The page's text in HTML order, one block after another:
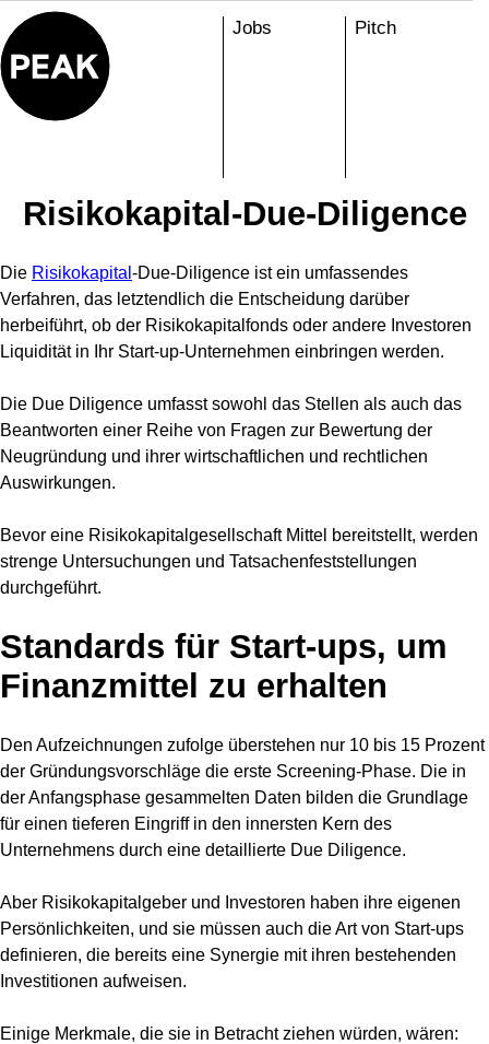
to
content
Jobs Pitch
Risikokapital-Due-Diligence
Die Risikokapital -Due-Diligence ist ein umfassendes
Verfahren, das letztendlich die Entscheidung darüber
herbeiführt, ob der Risikokapitalfonds oder andere Investoren
Liquidität in Ihr Start-up-Unternehmen einbringen werden.
Die Due Diligence umfasst sowohl das Stellen als auch das
Beantworten einer Reihe von Fragen zur Bewertung der
Neugründung und ihrer wirtschaftlichen und rechtlichen
Auswirkungen.
Bevor eine Risikokapitalgesellschaft Mittel bereitstellt, werden
strenge Untersuchungen und Tatsachenfeststellungen
durchgeführt.
Standards für Start-ups, um
Finanzmittel zu erhalten
Den Aufzeichnungen zufolge überstehen nur 10 bis 15 Prozent
der Gründungsvorschläge die erste Screening-Phase. Die in
der Anfangsphase gesammelten Daten bilden die Grundlage
für einen tieferen Eingriff in den innersten Kern des
Unternehmens durch eine detaillierte Due Diligence.
Aber Risikokapitalgeber und Investoren haben ihre eigenen
Persönlichkeiten, und sie müssen auch die Art von Start-ups
definieren, die bereits eine Synergie mit ihren bestehenden
Investitionen aufweisen.
Einige Merkmale, die sie in Betracht ziehen würden, wären: